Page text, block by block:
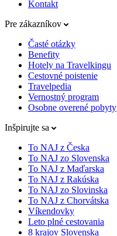
Kontakt
Pre zákazníkov
Časté otázky
Benefity
Hotely na Travelkingu
Cestovné poistenie
Travelpedia
Vernostný program
Osobne overené pobyty
Inšpirujte sa
To NAJ z Česka
To NAJ zo Slovenska
To NAJ z Maďarska
To NAJ z Rakúska
To NAJ zo Slovinska
To NAJ z Chorvátska
Víkendovky
Leto plné cestovania
8 krajov Slovenska